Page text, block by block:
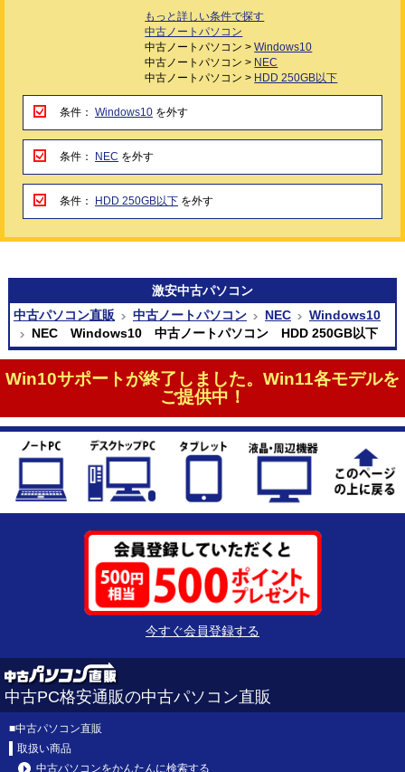
もっと詳しい条件で探す
中古ノートパソコン
中古ノートパソコン >Windows10
中古ノートパソコン > NEC
中古ノートパソコン > HDD 250GB以下
条件： Windows10 を外す
条件： NEC を外す
条件： HDD 250GB以下 を外す
激安中古パソコン
中古パソコン直販
中古ノートパソコン NEC
Windows10
NEC Windows10 中古ノートパソコン HDD 250GB以下
Win10サポートが終了しました。Win11各モデルを
ご提供中！
今すぐ会員登録する
中古PC格安通販の中古パソコン直販
■中古パソコン直販
取扱い商品
中古パソコンをかんたんに検索する